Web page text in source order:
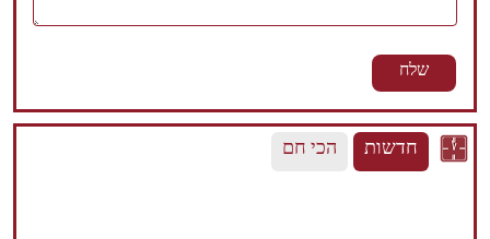
חדשות הכי חם